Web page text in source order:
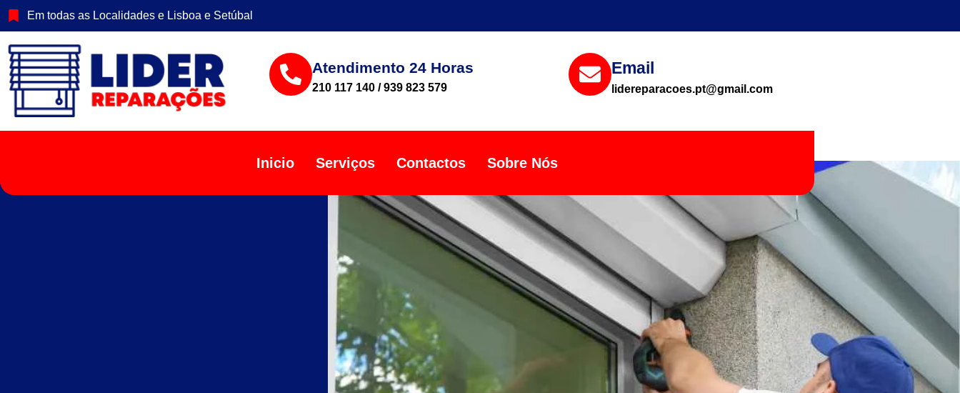
Em todas as Localidades e Lisboa e Setúbal
Atendimento 24 Horas
210 117 140 / 939 823 579
Email
lidereparacoes.pt@gmail.com
Inicio Serviços Contactos Sobre Nós